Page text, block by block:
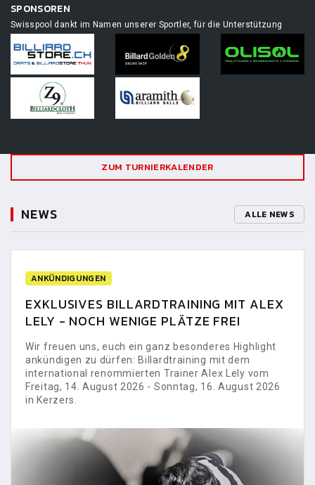
SPONSOREN
Swisspool dankt im Namen unserer Sportler, für die Unterstützung
ZUM TURNIERKALENDER
NEWS ALLE NEWS
ANKÜNDIGUNGEN
EXKLUSIVES BILLARDTRAINING MIT ALEX
LELY - NOCH WENIGE PLÄTZE FREI
Wir freuen uns, euch ein ganz besonderes Highlight
ankündigen zu dürfen: Billardtraining mit dem
international renommierten Trainer Alex Lely vom
Freitag, 14. August 2026 - Sonntag, 16. August 2026
in Kerzers.